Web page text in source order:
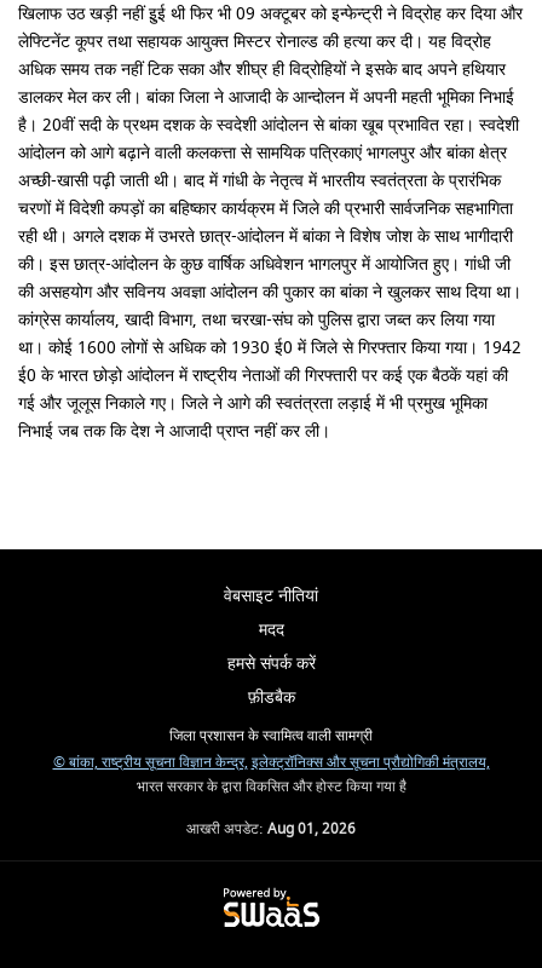
खिलाफ उठ खड़ी नहीं इुई थी फिर भी 09 अक्टूबर को इन्फेन्ट्री ने विद्रोह कर दिया और
ले‍फ्टिनेंट कूपर तथा सहायक आयुक्त मिस्टर रोनाल्ड की हत्या कर दी। यह विद्रोह
अधिक समय तक नहीं टिक सका और शीघ्र ही विद्रोहियों ने इसके बाद अपने हथियार
डालकर मेल कर ली। बांका जिला ने आजादी के आन्दोलन में अपनी महती भूमिका निभाई
है। 20वीं सदी के प्रथम दशक के स्वदेशी आंदोलन से बांका खूब प्रभावित रहा। स्वदेशी
आंदोलन को आगे बढ़ाने वाली कलकत्ता से सामयिक पत्रिकाएं भागलपुर और बांका क्षेत्र
अच्छी-खासी पढ़ी जाती थी। बाद में गांधी के नेतृत्व में भारतीय स्वतंत्रता के प्रारंभिक
चरणों में विदेशी कपड़ों का बहिष्कार कार्यक्रम में जिले की प्रभारी सार्वजनिक सहभागिता
रही थी। अगले दशक में उभरते छात्र-आंदोलन में बांका ने विशेष जोश के साथ भागीदारी
की। इस छात्र-आंदोलन के कुछ वार्षिक अधिवेशन भागलपुर में आयोजित हुए। गांधी जी
की असहयोग और सविनय अवज्ञा आंदोलन की पुकार का बांका ने खुलकर साथ दिया था।
कांग्रेस कार्यालय, खादी विभाग, तथा चरखा-संघ को पुलिस द्वारा जब्त कर लिया गया
था। कोई 1600 लोगों से अधिक को 1930 ई0 में जिले से गिरफ्तार किया गया। 1942
ई0 के भारत छोड़ो आंदोलन में राष्ट्रीय नेताओं की गिरफ्तारी पर कई एक बैठकें यहां की
गई और जूलूस निकाले गए। जिले ने आगे की स्वतंत्रता लड़ाई में भी प्रमुख भूमिका
निभाई जब तक कि देश ने आजादी प्राप्त नहीं कर ली।
वेबसाइट नीतियां
मदद
हमसे संपर्क करें
फ़ीडबैक
जिला प्रशासन के स्वामित्व वाली सामग्री
© बांका, राष्ट्रीय सूचना विज्ञान केन्द्र, इलेक्ट्रॉनिक्स और सूचना प्रौद्योगिकी मंत्रालय,
भारत सरकार के द्वारा विकसित और होस्ट किया गया है
आखरी अपडेट: Aug 01, 2026